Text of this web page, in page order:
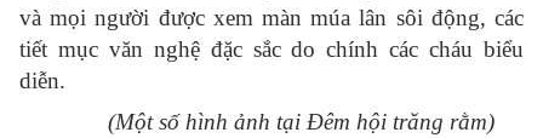
và mọi người được xem màn múa lân sôi động, các
tiết mục văn nghệ đặc sắc do chính các cháu biểu
diễn.
(Một số hình ảnh tại Đêm hội trăng rằm)